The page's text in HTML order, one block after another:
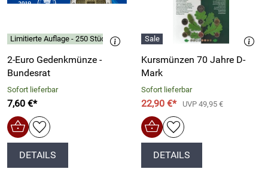
Limitierte Auflage - 250 Stück
2-Euro Gedenkmünze -
Bundesrat
Sofort lieferbar
7,60 €*
DETAILS
Kursmünzen 70 Jahre D-
Mark
Sofort lieferbar
22,90 €* UVP 49,95 €
DETAILS